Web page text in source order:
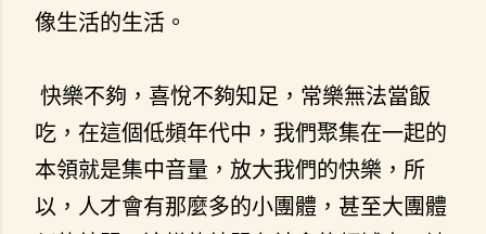
像生活的生活。
快樂不夠，喜悅不夠知足，常樂無法當飯
吃，在這個低頻年代中，我們聚集在一起的
本領就是集中音量，放大我們的快樂，所
以，人才會有那麼多的小團體，甚至大團體